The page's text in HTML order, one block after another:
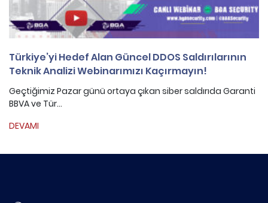
Türkiye’yi Hedef Alan Güncel DDOS Saldırılarının
Teknik Analizi Webinarımızı Kaçırmayın!
Geçtiğimiz Pazar günü ortaya çıkan siber saldırıda Garanti
BBVA ve Tür...
DEVAMI